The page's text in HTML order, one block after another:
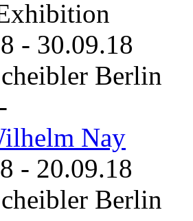
- 30.09.18
Berlin
Nay
- 20.09.18
Berlin